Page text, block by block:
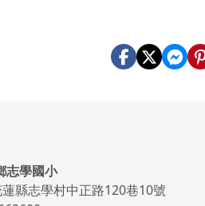
內容
志學國小
縣志學村中正路120巷10號